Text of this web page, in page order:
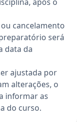
cancelamento
será
data da
ajustada por
alterações, o
informar as
do curso.